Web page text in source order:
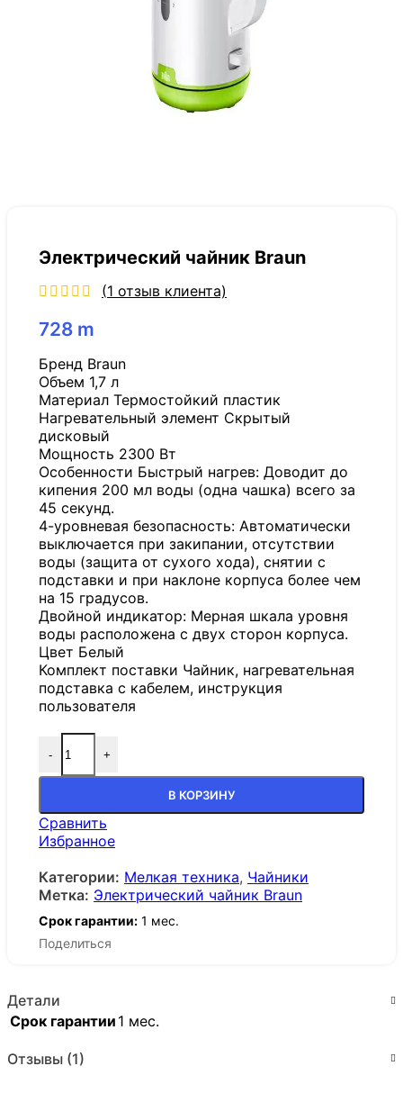
Электрический чайник Braun
(1 отзыв клиента)
728 m
Бренд Braun
Объем 1,7 л
Материал Термостойкий пластик
Нагревательный элемент Скрытый
дисковый
Мощность 2300 Вт
Особенности Быстрый нагрев: Доводит до
кипения 200 мл воды (одна чашка) всего за
45 секунд.
4-уровневая безопасность: Автоматически
выключается при закипании, отсутствии
воды (защита от сухого хода), снятии с
подставки и при наклоне корпуса более чем
на 15 градусов.
Двойной индикатор: Мерная шкала уровня
воды расположена с двух сторон корпуса.
Цвет Белый
Комплект поставки Чайник, нагревательная
подставка с кабелем, инструкция
пользователя
- +
В КОРЗИНУ
Сравнить
Избранное
Категории: Мелкая техника, Чайники
Метка: Электрический чайник Braun
Срок гарантии: 1 мес.
Поделиться
Детали
Срок гарантии 1 мес.
Отзывы (1)